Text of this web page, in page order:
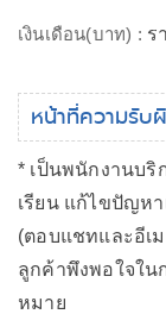
เงินเดือน(บาท) : ร
หน้าที่ความรับ
* เป็นพนักงานบริ
เรียน แก้ไขปัญหา
(ตอบแชทและอีเ
ลูกค้าพึงพอใจใน
หมาย